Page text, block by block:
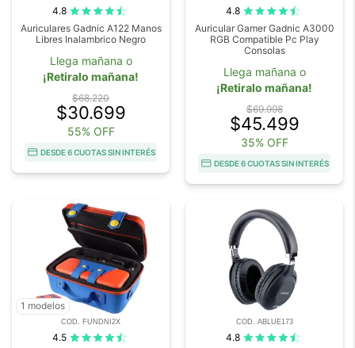
4.8
Auriculares Gadnic A122 Manos
Libres Inalambrico Negro
Llega mañana o
¡Retiralo mañana!
$68.220
$30.699
55% OFF
DESDE 6 CUOTAS SIN INTERÉS
4.8
Auricular Gamer Gadnic A3000
RGB Compatible Pc Play
Consolas
Llega mañana o
¡Retiralo mañana!
$69.998
$45.499
35% OFF
DESDE 6 CUOTAS SIN INTERÉS
1 modelos
COD. FUNDNI2X
4.5
COD. ABLUE173
4.8